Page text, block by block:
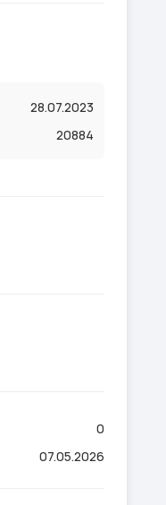
28.07.2023
20884
0
07.05.2026